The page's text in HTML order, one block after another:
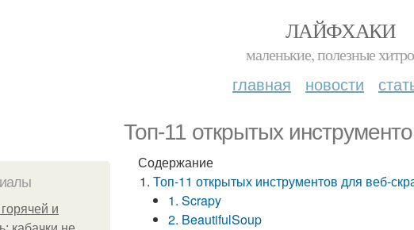
ЛАЙФХАКИ
маленькие, полезные
главная новости
Топ-11 открытых
и
Содержание
Топ-11 открытых инструментов для веб-
1. Scrapy
2. BeautifulSoup